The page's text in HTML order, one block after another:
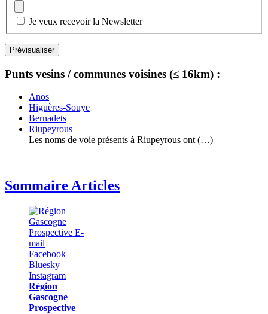
Je veux recevoir la Newsletter
Punts vesins / communes voisines (≤ 16km) :
Anos
Higuères-Souye
Bernadets
Riupeyrous
Les noms de voie présents à Riupeyrous ont (…)
Sommaire Articles
Région
Gascogne
Prospective